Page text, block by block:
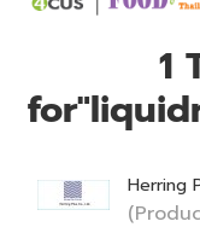
1
Herring